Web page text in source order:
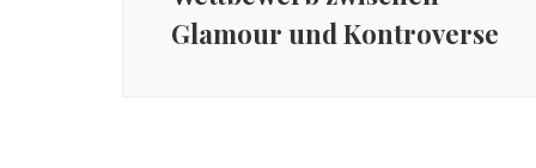
Glamour und Kontroverse
All